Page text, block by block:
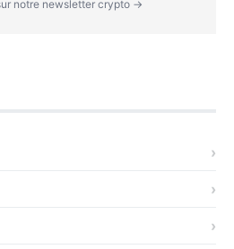
notre newsletter crypto →